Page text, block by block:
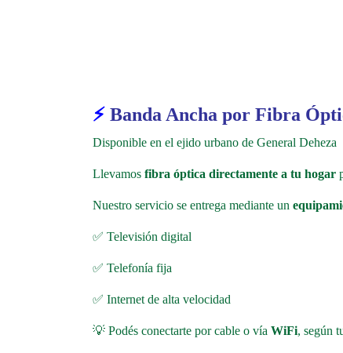
⚡ Banda Ancha por Fibra
Disponible en el ejido urbano de General Deheza
Llevamos fibra óptica directamente a tu hogar
Nuestro servicio se entrega mediante un
✅ Televisión digital
✅ Telefonía fija
✅ Internet de alta velocidad
💡 Podés conectarte por cable o vía WiFi, según